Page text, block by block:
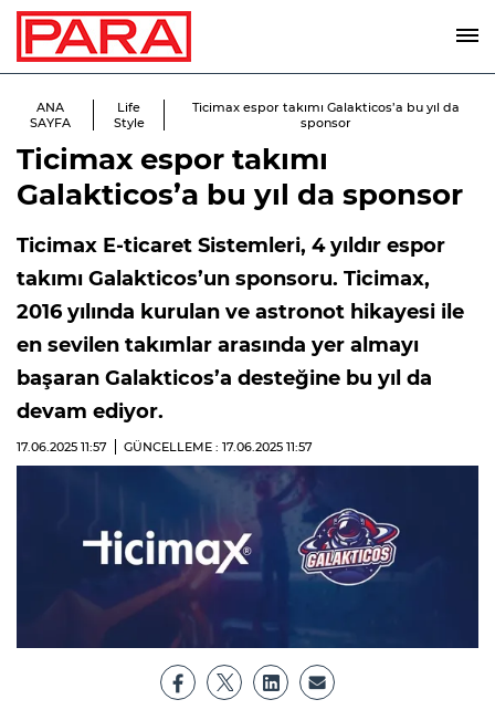
ANA
SAYFA
Life
Style
Ticimax espor takımı Galakticos’a bu yıl da
sponsor
Ticimax espor takımı
Galakticos’a bu yıl da sponsor
Ticimax E-ticaret Sistemleri, 4 yıldır espor
takımı Galakticos’un sponsoru. Ticimax,
2016 yılında kurulan ve astronot hikayesi ile
en sevilen takımlar arasında yer almayı
başaran Galakticos’a desteğine bu yıl da
devam ediyor.
17.06.2025 11:57 GÜNCELLEME : 17.06.2025 11:57